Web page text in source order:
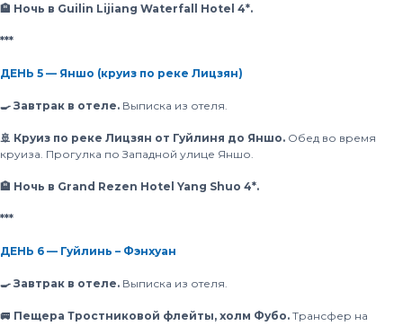
🏨 Ночь в Guilin Lijiang Waterfall Hotel 4*.
***
ДЕНЬ 5 — Яншо (круиз по реке Лицзян)
🍳 Завтрак в отеле. Выписка из отеля.
🚢 Круиз по реке Лицзян от Гуйлиня до Яншо. Обед во время
круиза. Прогулка по Западной улице Яншо.
🏨 Ночь в Grand Rezen Hotel Yang Shuo 4*.
***
ДЕНЬ 6 — Гуйлинь – Фэнхуан
🍳 Завтрак в отеле. Выписка из отеля.
🚐 Пещера Тростниковой флейты, холм Фубо. Трансфер на